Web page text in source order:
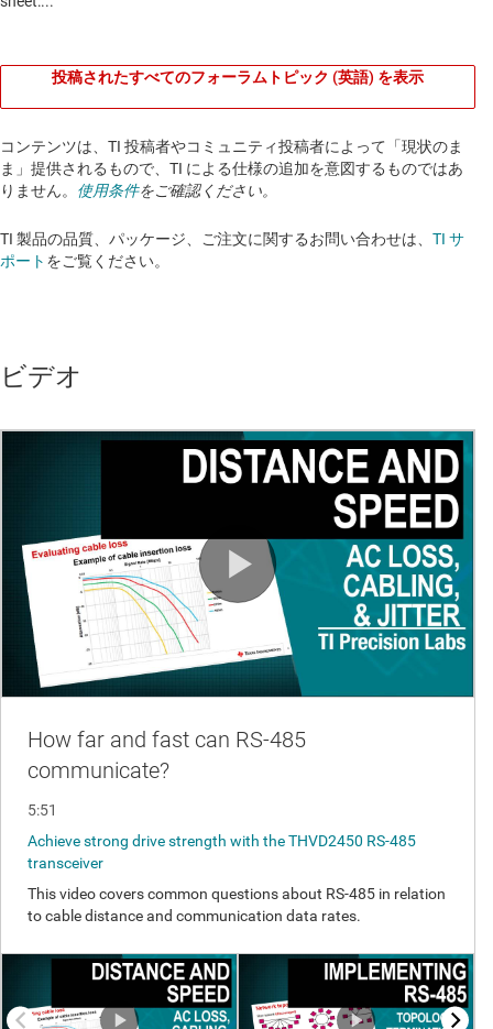
投稿されたすべてのフォーラムトピック (英語) を表示
コンテンツは、TI 投稿者やコミュニティ投稿者によって「現状のま
ま」提供されるもので、TI による仕様の追加を意図するものではあ
りません。 使用条件をご確認ください。
TI 製品の品質、パッケージ、ご注文に関するお問い合わせは、 TI サ
ポート をご覧ください。​​​​​​​​​​​​​​
ビデオ